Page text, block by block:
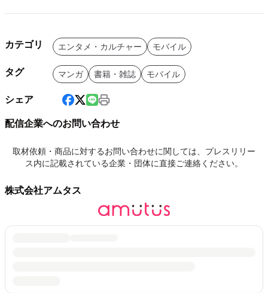
カテゴリ エンタメ・カルチャー モバイル
タグ マンガ 書籍・雑誌 モバイル
シェア
配信企業へのお問い合わせ
取材依頼・商品に対するお問い合わせに関しては、プレスリリー
ス内に記載されている企業・団体に直接ご連絡ください。
株式会社アムタス